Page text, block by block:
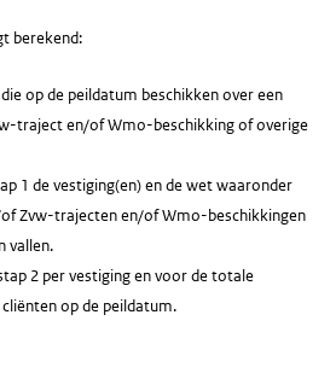
berekend:
op de peildatum beschikken over een
traject en/of Wmo-beschikking of overige
1 de vestiging(en) en de wet waaronder
Zvw-trajecten en/of Wmo-beschikkingen
vallen.
2 per vestiging en voor de totale
op de peildatum.